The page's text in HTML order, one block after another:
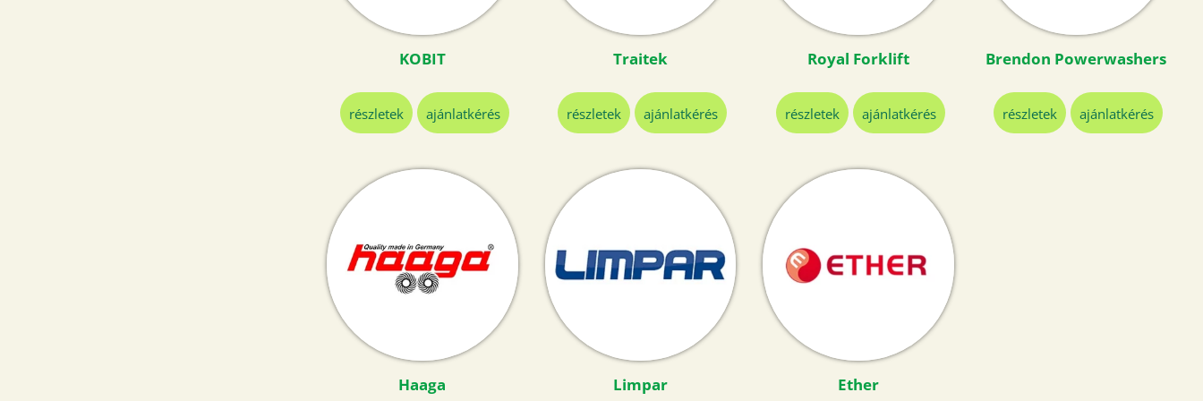
KOBIT
részletek ajánlatkérés
Traitek
részletek ajánlatkérés
Royal Forklift
részletek ajánlatkérés
Brendon Powerwashers
részletek ajánlatkérés
Haaga Limpar Ether